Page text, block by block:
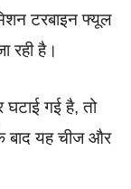
टरबाइन फ्यूल
रही है।
घटाई गई है, तो
बाद यह चीज और